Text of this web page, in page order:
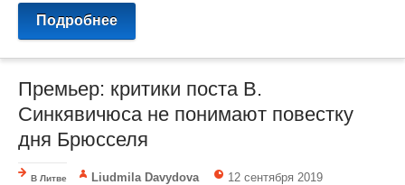
Подробнее
Премьер: критики поста В.
Синкявичюса не понимают повестку
дня Брюсселя
В Литве Liudmila Davydova 12 сентября 2019